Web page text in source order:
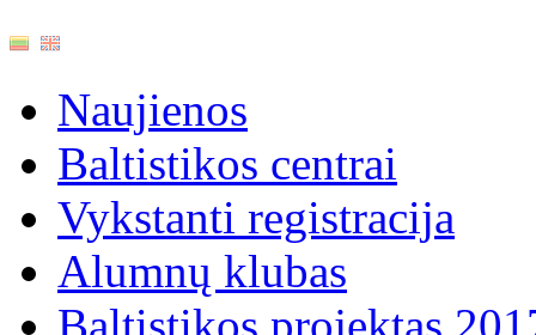
Naujienos
Baltistikos centrai
Vykstanti registracija
Alumnų klubas
Baltistikos projektas